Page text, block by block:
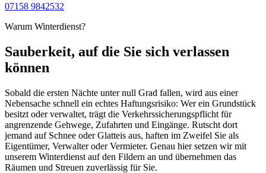
07158 9842532
Warum Winterdienst?
Sauberkeit, auf die Sie sich verlassen
können
Sobald die ersten Nächte unter null Grad fallen, wird aus einer
Nebensache schnell ein echtes Haftungsrisiko: Wer ein Grundstück
besitzt oder verwaltet, trägt die Verkehrssicherungspflicht für
angrenzende Gehwege, Zufahrten und Eingänge. Rutscht dort
jemand auf Schnee oder Glatteis aus, haften im Zweifel Sie als
Eigentümer, Verwalter oder Vermieter. Genau hier setzen wir mit
unserem Winterdienst auf den Fildern an und übernehmen das
Räumen und Streuen zuverlässig für Sie.